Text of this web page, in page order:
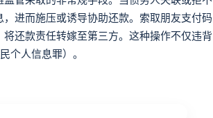
进而施压或诱导协助还款。索取朋友支付码
还款责任转嫁至第三方。这种操作不仅违背
个人信息罪）。